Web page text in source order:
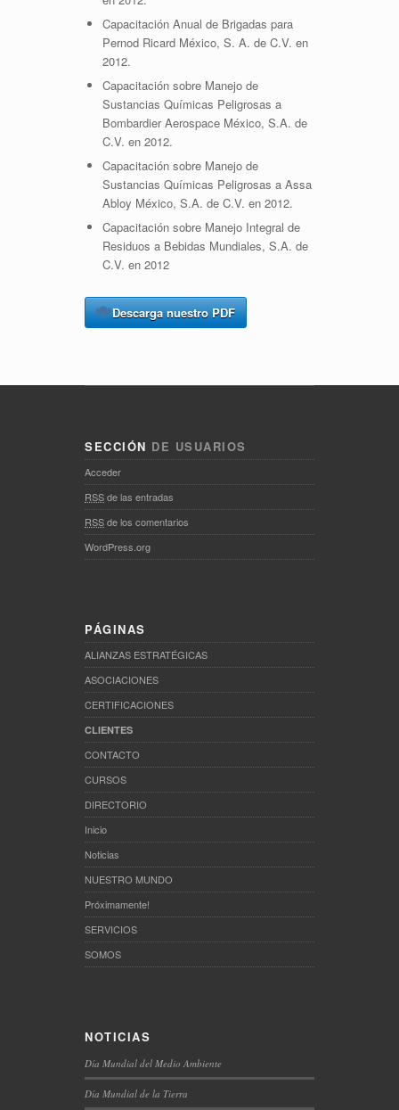
Capacitación Anual de Brigadas para
Pernod Ricard México, S. A. de C.V. en
2012.
Capacitación sobre Manejo de
Sustancias Químicas Peligrosas a
Bombardier Aerospace México, S.A. de
C.V. en 2012.
Capacitación sobre Manejo de
Sustancias Químicas Peligrosas a Assa
Abloy México, S.A. de C.V. en 2012.
Capacitación sobre Manejo Integral de
Residuos a Bebidas Mundiales, S.A. de
C.V. en 2012
Descarga nuestro PDF
SECCIÓN DE USUARIOS
Acceder
RSSde las entradas
RSSde los comentarios
WordPress.org
PÁGINAS
ALIANZAS ESTRATÉGICAS
ASOCIACIONES
CERTIFICACIONES
CLIENTES
CONTACTO
CURSOS
DIRECTORIO
Inicio
Noticias
NUESTRO MUNDO
Próximamente!
SERVICIOS
SOMOS
NOTICIAS
Día Mundial del Medio Ambiente
Día Mundial de la Tierra